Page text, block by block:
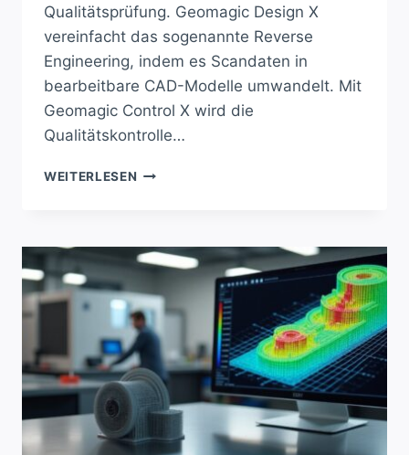
Qualitätsprüfung. Geomagic Design X
vereinfacht das sogenannte Reverse
Engineering, indem es Scandaten in
bearbeitbare CAD-Modelle umwandelt. Mit
Geomagic Control X wird die
Qualitätskontrolle…
WEITERLESEN REVOLUTION
KOMPLETTLÖSUNG
VON